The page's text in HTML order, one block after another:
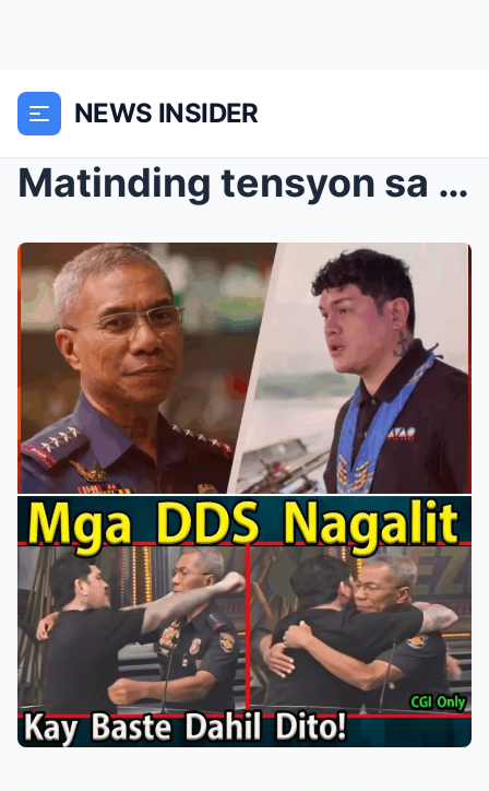
NEWS INSIDER
Matinding tensyon sa DDS sanhi ng lihim na desisyo...